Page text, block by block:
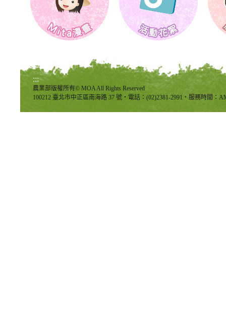
:::
農業部版權所有© MOA All Rights Reserved
100212 臺北市中正區南海路 37 號‧電話：(02)2381-2991‧服務時間：